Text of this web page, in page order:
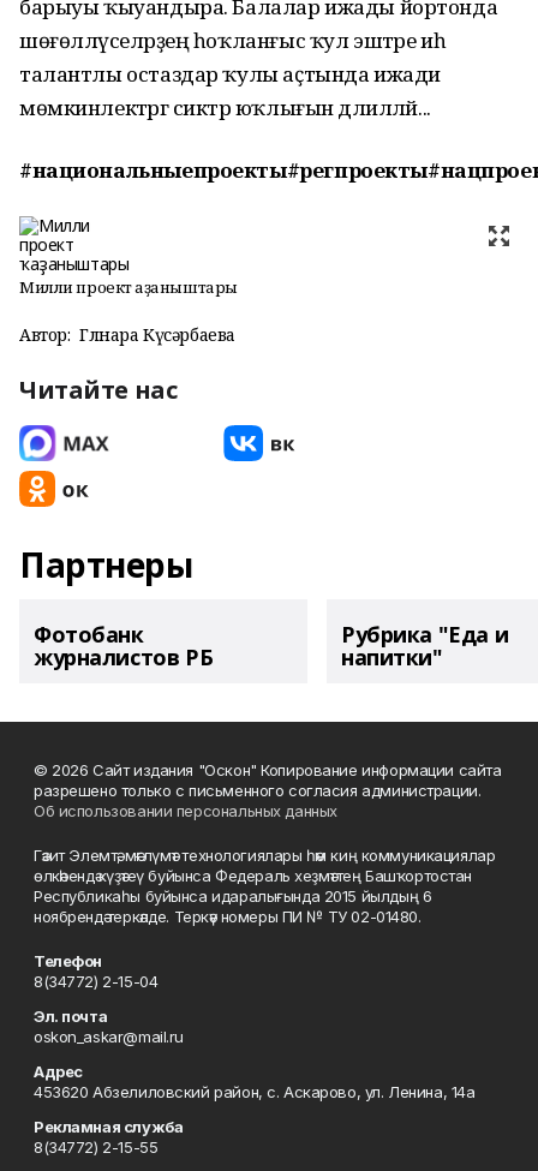
барыуы ҡыуандыра. Балалар ижады йортонда
шөғөлләүселәрҙең һоҡланғыс ҡул эштәре иһә
талантлы остаздар ҡулы аҫтында ижади
мөмкинлектәргә сиктәр юҡлығын дәлилләй...
Милли проект ҡаҙаныштары
Автор: Гөлнара Күсәрбаева
Читайте нас
Партнеры
Фотобанк
журналистов РБ
Рубрика "Еда и
напитки"
© 2026 Сайт издания "Оскон" Копирование информации сайта
разрешено только с письменного согласия администрации.
Об использовании персональных данных
Гәзит Элемтә, мәғлүмәт технологиялары һәм киң коммуникациялар
өлкәһендә күҙәтеү буйынса Федераль хеҙмәттең Башҡортостан
Республикаһы буйынса идаралығында 2015 йылдың 6
ноябрендә теркәлде. Теркәү номеры ПИ № ТУ 02-01480.
Телефон
8(34772) 2-15-04
Эл. почта
oskon_askar@mail.ru
Адрес
453620 Абзелиловский район, с. Аскарово, ул. Ленина, 14а
Рекламная служба
8(34772) 2-15-55